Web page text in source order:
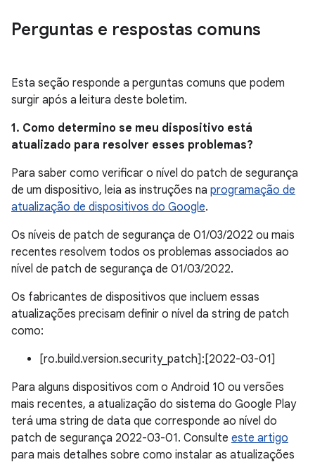
Perguntas e respostas comuns
Esta seção responde a perguntas comuns que podem
surgir após a leitura deste boletim.
1. Como determino se meu dispositivo está
atualizado para resolver esses problemas?
Para saber como verificar o nível do patch de segurança
de um dispositivo, leia as instruções na programação de
atualização de dispositivos do Google.
Os níveis de patch de segurança de 01/03/2022 ou mais
recentes resolvem todos os problemas associados ao
nível de patch de segurança de 01/03/2022.
Os fabricantes de dispositivos que incluem essas
atualizações precisam definir o nível da string de patch
como:
[ro.build.version.security_patch]:[2022-03-01]
Para alguns dispositivos com o Android 10 ou versões
mais recentes, a atualização do sistema do Google Play
terá uma string de data que corresponde ao nível do
patch de segurança 2022-03-01. Consulte este artigo
para mais detalhes sobre como instalar as atualizações